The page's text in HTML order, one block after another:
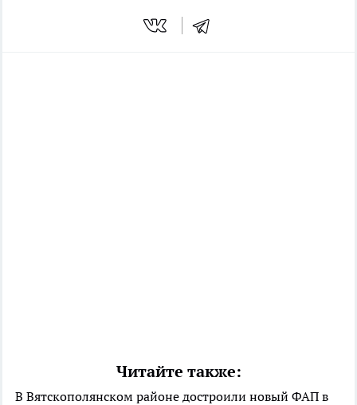
Читайте также:
В Вятскополянском районе достроили новый ФАП в